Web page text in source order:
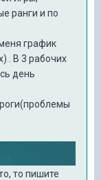
ранги и по
график
. В 3 рабочих
день
то пишите